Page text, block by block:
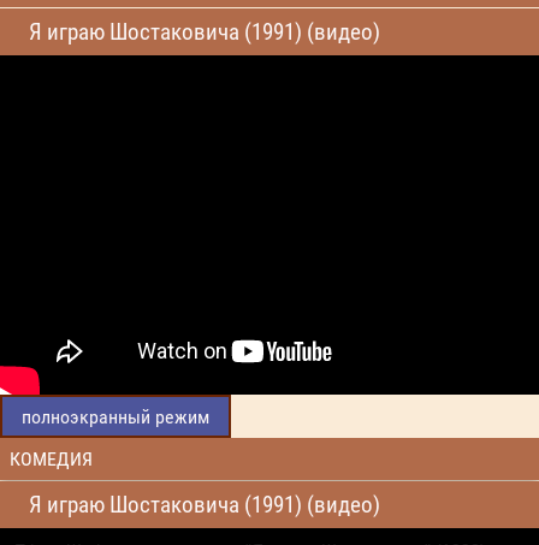
Я играю Шостаковича (1991) (видео)
полноэкранный режим
КОМЕДИЯ
Я играю Шостаковича (1991) (видео)